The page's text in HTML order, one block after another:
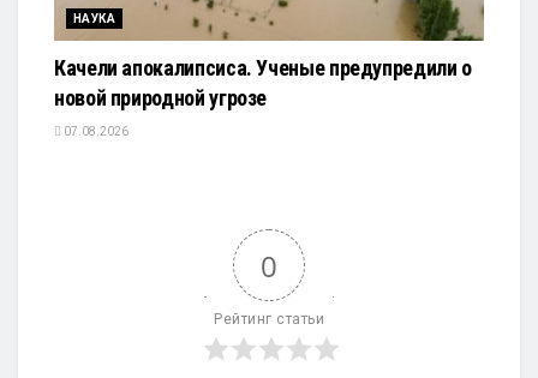
НАУКА
Качели апокалипсиса. Ученые предупредили о
новой природной угрозе
07.08.2026
0
Рейтинг статьи